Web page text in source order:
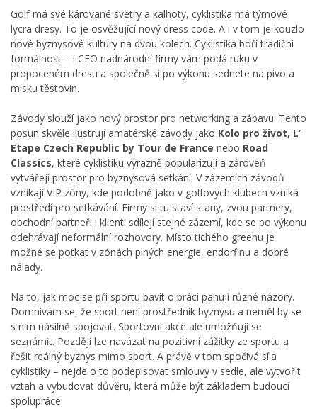
Golf má své kárované svetry a kalhoty, cyklistika má týmové
lycra dresy. To je osvěžující nový dress code. A i v tom je kouzlo
nové byznysové kultury na dvou kolech. Cyklistika boří tradiční
formálnost – i CEO nadnárodní firmy vám podá ruku v
propoceném dresu a společně si po výkonu sednete na pivo a
misku těstovin.
Závody slouží jako nový prostor pro networking a zábavu. Tento
posun skvěle ilustrují amatérské závody jako Kolo pro život, L’
Etape Czech Republic by Tour de France nebo Road
Classics, které cyklistiku výrazně popularizují a zároveň
vytvářejí prostor pro byznysová setkání. V zázemích závodů
vznikají VIP zóny, kde podobně jako v golfových klubech vzniká
prostředí pro setkávání. Firmy si tu staví stany, zvou partnery,
obchodní partneři i klienti sdílejí stejné zázemí, kde se po výkonu
odehrávají neformální rozhovory. Místo tichého greenu je
možné se potkat v zónách plných energie, endorfinu a dobré
nálady.
Na to, jak moc se při sportu bavit o práci panují různé názory.
Domnívám se, že sport není prostředník byznysu a neměl by se
s ním násilně spojovat. Sportovní akce ale umožňují se
seznámit. Později lze navázat na pozitivní zážitky ze sportu a
řešit reálný byznys mimo sport. A právě v tom spočívá síla
cyklistiky – nejde o to podepisovat smlouvy v sedle, ale vytvořit
vztah a vybudovat důvěru, která může být základem budoucí
spolupráce.